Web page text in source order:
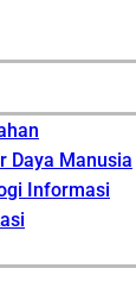
Daya Manusia
Informasi